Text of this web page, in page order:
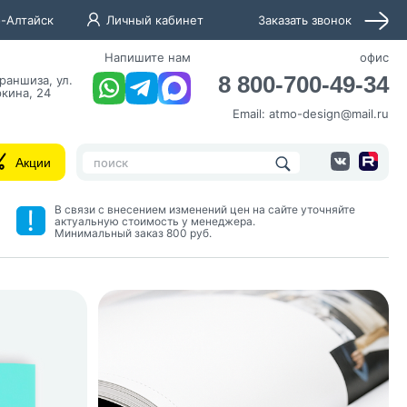
Алтайск Личный кабинет Заказать звонок
ул.
24
Напишите нам офис
8 800-700-49-34
Email: atmo-design@mail.ru
Акции
В связи с внесением изменений цен на сайте уточняйте
актуальную стоимость у менеджера.
Минимальный заказ 800 руб.
и согласие с